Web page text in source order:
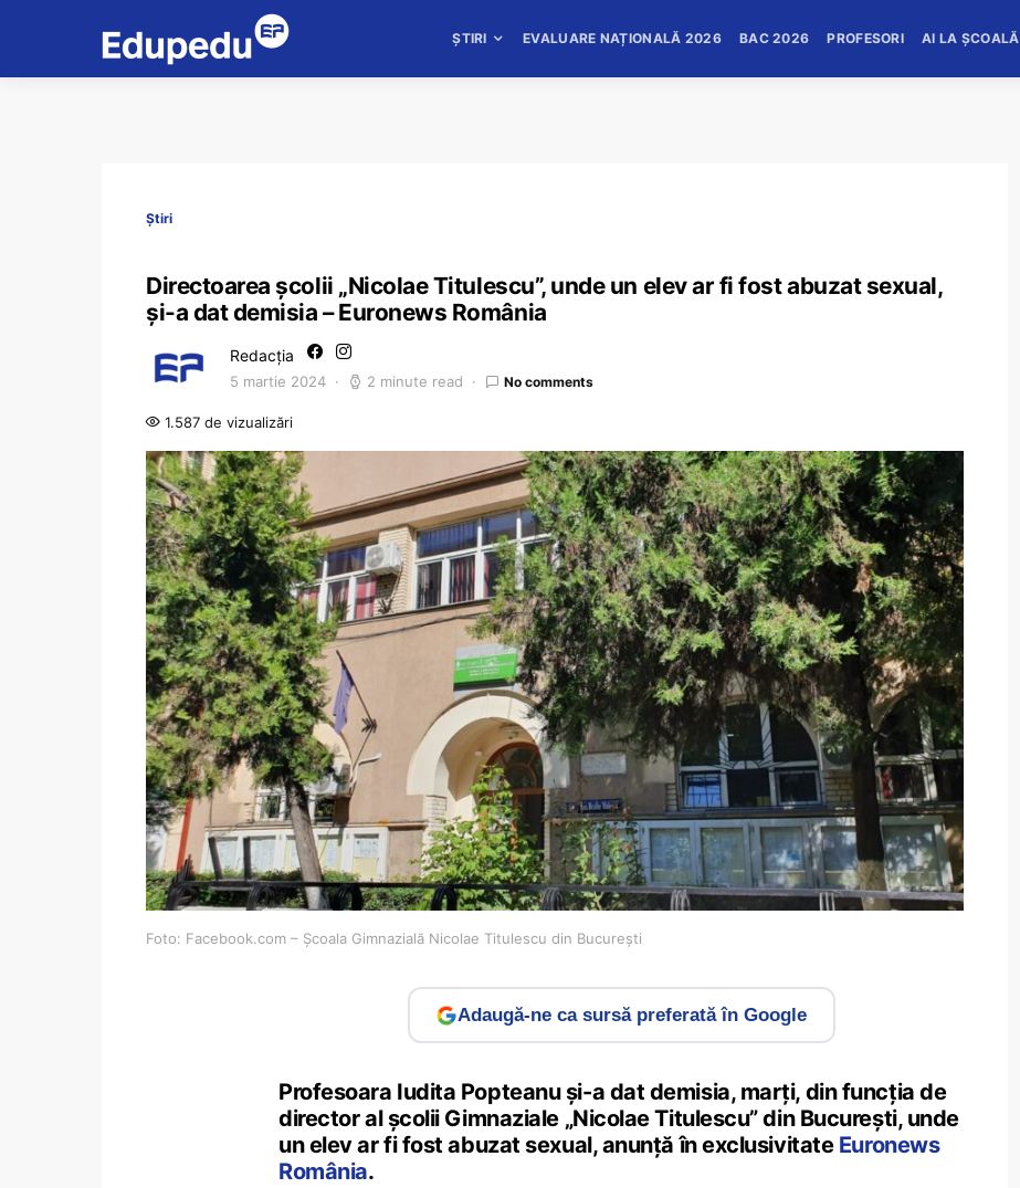
ȘTIRI EVALUARE NAȚIONALĂ 2026 BAC 2026 PROFESORI AI LA ȘCOALĂ
Știri
Directoarea școlii „Nicolae Titulescu”, unde un elev ar fi fost abuzat sexual,
și-a dat demisia – Euronews România
Redacția
5 martie 2024 2 minute read No comments
1.587 de vizualizări
Foto: Facebook.com – Școala Gimnazială Nicolae Titulescu din București
Adaugă-ne ca sursă preferată în Google
Profesoara Iudita Popteanu și-a dat demisia, marți, din funcția de
director al școlii Gimnaziale „Nicolae Titulescu” din București, unde
un elev ar fi fost abuzat sexual, anunță în exclusivitate Euronews
România.